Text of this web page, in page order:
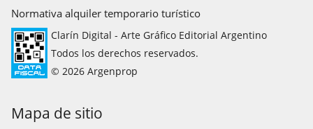
Normativa alquiler temporario turístico
Clarín Digital - Arte Gráfico Editorial Argentino
Todos los derechos reservados.
© 2026 Argenprop
Mapa de sitio